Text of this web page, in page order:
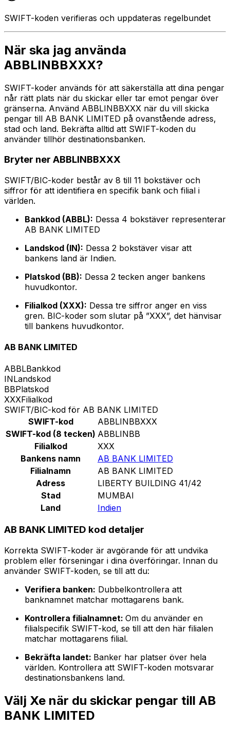
SWIFT-koden verifieras och uppdateras regelbundet
När ska jag använda
ABBLINBBXXX?
SWIFT-koder används för att säkerställa att dina pengar
når rätt plats när du skickar eller tar emot pengar över
gränserna. Använd ABBLINBBXXX när du vill skicka
pengar till AB BANK LIMITED på ovanstående adress,
stad och land. Bekräfta alltid att SWIFT-koden du
använder tillhör destinationsbanken.
Bryter ner ABBLINBBXXX
SWIFT/BIC-koder består av 8 till 11 bokstäver och
siffror för att identifiera en specifik bank och filial i
världen.
Bankkod (ABBL): Dessa 4 bokstäver representerar
AB BANK LIMITED
Landskod (IN): Dessa 2 bokstäver visar att
bankens land är Indien.
Platskod (BB): Dessa 2 tecken anger bankens
huvudkontor.
Filialkod (XXX): Dessa tre siffror anger en viss
gren. BIC-koder som slutar på ”XXX”, det hänvisar
till bankens huvudkontor.
AB BANK LIMITED
ABBLBankkod
INLandskod
BBPlatskod
XXXFilialkod
SWIFT/BIC-kod för AB BANK LIMITED
SWIFT-kod
ABBLINBBXXX
SWIFT-kod (8 tecken) ABBLINBB
Filialkod
XXX
Bankens namn
AB BANK LIMITED
Filialnamn
AB BANK LIMITED
Adress
LIBERTY BUILDING 41/42
Stad
MUMBAI
Land
Indien
AB BANK LIMITED kod detaljer
Korrekta SWIFT-koder är avgörande för att undvika
problem eller förseningar i dina överföringar. Innan du
använder SWIFT-koden, se till att du:
Verifiera banken: Dubbelkontrollera att
banknamnet matchar mottagarens bank.
Kontrollera filialnamnet: Om du använder en
filialspecifik SWIFT-kod, se till att den här filialen
matchar mottagarens filial.
Bekräfta landet: Banker har platser över hela
världen. Kontrollera att SWIFT-koden motsvarar
destinationsbankens land.
Välj Xe när du skickar pengar till AB
BANK LIMITED